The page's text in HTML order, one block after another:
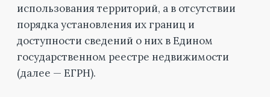
использования территорий, а в отсутствии
порядка установления их границ и
доступности сведений о них в Едином
государственном реестре недвижимости
(далее — ЕГРН).